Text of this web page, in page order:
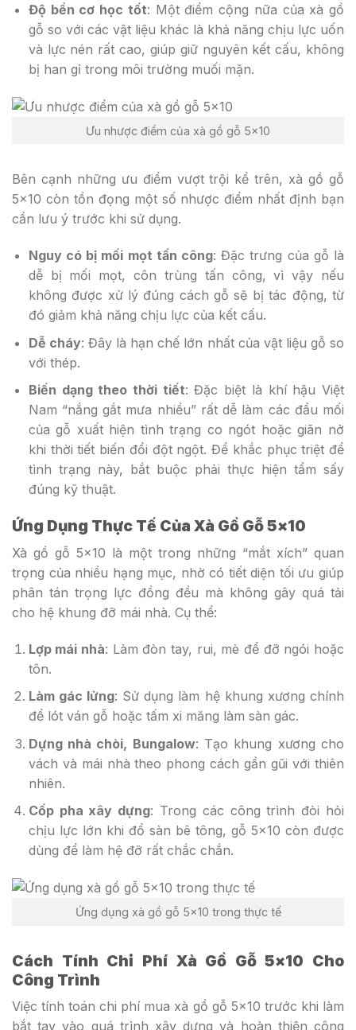
Độ bền cơ học tốt: Một điểm cộng nữa của xà gồ
gỗ so với các vật liệu khác là khả năng chịu lực uốn
và lực nén rất cao, giúp giữ nguyên kết cấu, không
bị han gỉ trong môi trường muối mặn.
Ưu nhược điểm của xà gồ gỗ 5×10
Bên cạnh những ưu điểm vượt trội kể trên, xà gồ gỗ
5×10 còn tồn đọng một số nhược điểm nhất định bạn
cần lưu ý trước khi sử dụng.
Nguy có bị mối mọt tấn công: Đặc trưng của gỗ là
dễ bị mối mọt, côn trùng tấn công, vì vậy nếu
không được xử lý đúng cách gỗ sẽ bị tác động, từ
đó giảm khả năng chịu lực của kết cấu.
Dễ cháy: Đây là hạn chế lớn nhất của vật liệu gỗ so
với thép.
Biến dạng theo thời tiết: Đặc biệt là khí hậu Việt
Nam “nắng gắt mưa nhiều” rất dễ làm các đầu mối
của gỗ xuất hiện tình trạng co ngót hoặc giãn nở
khi thời tiết biến đổi đột ngột. Để khắc phục triệt để
tình trạng này, bắt buộc phải thực hiện tẩm sấy
đúng kỹ thuật.
Ứng Dụng Thực Tế Của Xà Gồ Gỗ 5×10
Xà gồ gỗ 5×10 là một trong những “mắt xích” quan
trọng của nhiều hạng mục, nhờ có tiết diện tối ưu giúp
phân tán trọng lực đồng đều mà không gây quá tải
cho hệ khung đỡ mái nhà. Cụ thể:
Lợp mái nhà: Làm đòn tay, rui, mè để đỡ ngói hoặc
tôn.
Làm gác lửng: Sử dụng làm hệ khung xương chính
để lót ván gỗ hoặc tấm xi măng làm sàn gác.
Dựng nhà chòi, Bungalow: Tạo khung xương cho
vách và mái nhà theo phong cách gần gũi với thiên
nhiên.
Cốp pha xây dựng: Trong các công trình đòi hỏi
chịu lực lớn khi đổ sàn bê tông, gỗ 5×10 còn được
dùng để làm hệ đỡ rất chắc chắn.
Ứng dụng xà gồ gỗ 5×10 trong thực tế
Cách Tính Chi Phí Xà Gồ Gỗ 5×10 Cho
Công Trình
Việc tính toán chi phí mua xà gồ gỗ 5×10 trước khi làm
bắt tay vào quá trình xây dựng và hoàn thiện công